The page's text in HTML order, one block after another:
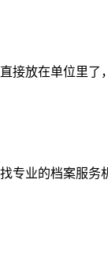
接放在单位里
业的档案服务